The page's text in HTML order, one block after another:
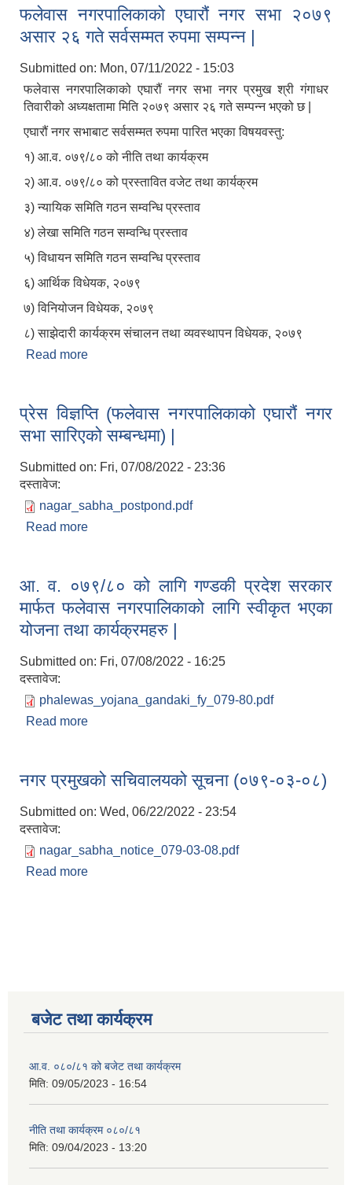
फलेवास नगरपालिकाको एघारौं नगर सभा २०७९
असार २६ गते सर्वसम्मत रुपमा सम्पन्न |
Submitted on: Mon, 07/11/2022 - 15:03
फलेवास नगरपालिकाको एघारौं नगर सभा नगर प्रमुख श्री गंगाधर
तिवारीको अध्यक्षतामा मिति २०७९ असार २६ गते सम्पन्न भएको छ |
एघारौं नगर सभाबाट सर्वसम्मत रुपमा पारित भएका विषयवस्तु:
१) आ.व. ०७९/८० को नीति तथा कार्यक्रम
२) आ.व. ०७९/८० को प्रस्तावित वजेट तथा कार्यक्रम
३) न्यायिक समिति गठन सम्वन्धि प्रस्ताव
४) लेखा समिति गठन सम्वन्धि प्रस्ताव
५) विधायन समिति गठन सम्वन्धि प्रस्ताव
६) आर्थिक विधेयक, २०७९
७) विनियोजन विधेयक, २०७९
८) साझेदारी कार्यक्रम संचालन तथा व्यवस्थापन विधेयक, २०७९
Read more
प्रेस विज्ञप्ति (फलेवास नगरपालिकाको एघारौं नगर
सभा सारिएको सम्बन्धमा) |
Submitted on: Fri, 07/08/2022 - 23:36
दस्तावेज:
nagar_sabha_postpond.pdf
Read more
आ. व. ०७९/८० को लागि गण्डकी प्रदेश सरकार
मार्फत फलेवास नगरपालिकाको लागि स्वीकृत भएका
योजना तथा कार्यक्रमहरु |
Submitted on: Fri, 07/08/2022 - 16:25
दस्तावेज:
phalewas_yojana_gandaki_fy_079-80.pdf
Read more
नगर प्रमुखको सचिवालयको सूचना (०७९-०३-०८)
Submitted on: Wed, 06/22/2022 - 23:54
दस्तावेज:
nagar_sabha_notice_079-03-08.pdf
Read more
बजेट तथा कार्यक्रम
आ.व. ०८०/८१ को बजेट तथा कार्यक्रम
मिति: 09/05/2023 - 16:54
नीति तथा कार्यक्रम ०८०/८१
मिति: 09/04/2023 - 13:20